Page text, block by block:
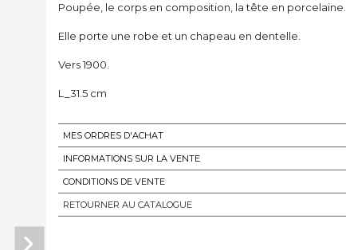
Poupée, le corps en composition, la tête en porcelaine.
Elle porte une robe et un chapeau en dentelle.
Vers 1900.
L_31.5 cm
MES ORDRES D'ACHAT
INFORMATIONS SUR LA VENTE
CONDITIONS DE VENTE
RETOURNER AU CATALOGUE